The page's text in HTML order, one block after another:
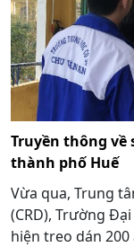
Truyền thông
thành phố Huế
Vừa qua, Trung
(CRD), Trường
hiện treo dán